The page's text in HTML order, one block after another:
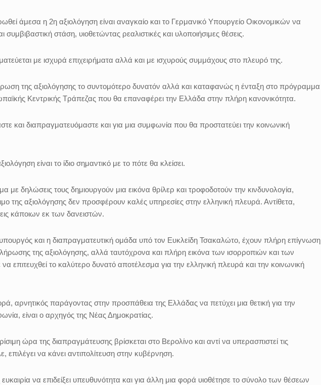
άμεσα η 2η αξιολόγηση είναι αναγκαίο και το Γερμανικό Υπουργείο Οικονομικών να
συμβιβαστική στάση, υιοθετώντας ρεαλιστικές και υλοποιήσιμες θέσεις.
με ισχυρά επιχειρήματα αλλά και με ισχυρούς συμμάχους στο πλευρό της.
της αξιολόγησης το συντομότερο δυνατόν αλλά και καταφανώς η ένταξη στο πρόγραμμα
Κεντρικής Τράπεζας που θα επαναφέρει την Ελλάδα στην πλήρη κανονικότητα.
και διαπραγματευόμαστε και για μια συμφωνία που θα προστατεύει την κοινωνική
είναι το ίδιο σημαντικό με το πότε θα κλείσει.
με δηλώσεις τους δημιουργούν μια εικόνα θρίλερ και τροφοδοτούν την κινδυνολογία,
της αξιολόγησης δεν προσφέρουν καλές υπηρεσίες στην ελληνική πλευρά. Αντίθετα,
κάποιων εκ των δανειστών.
και η διαπραγματευτική ομάδα υπό τον Ευκλείδη Τσακαλώτο, έχουν πλήρη επίγνωση
της αξιολόγησης, αλλά ταυτόχρονα και πλήρη εικόνα των ισορροπιών και των
επιτευχθεί το καλύτερο δυνατό αποτέλεσμα για την ελληνική πλευρά και την κοινωνική
αρνητικός παράγοντας στην προσπάθεια της Ελλάδας να πετύχει μια θετική για την
είναι ο αρχηγός της Νέας Δημοκρατίας.
ώρα της διαπραγμάτευσης βρίσκεται στο Βερολίνο και αντί να υπερασπιστεί τις
επιλέγει να κάνει αντιπολίτευση στην κυβέρνηση.
να επιδείξει υπευθυνότητα και για άλλη μια φορά υιοθέτησε το σύνολο των θέσεων